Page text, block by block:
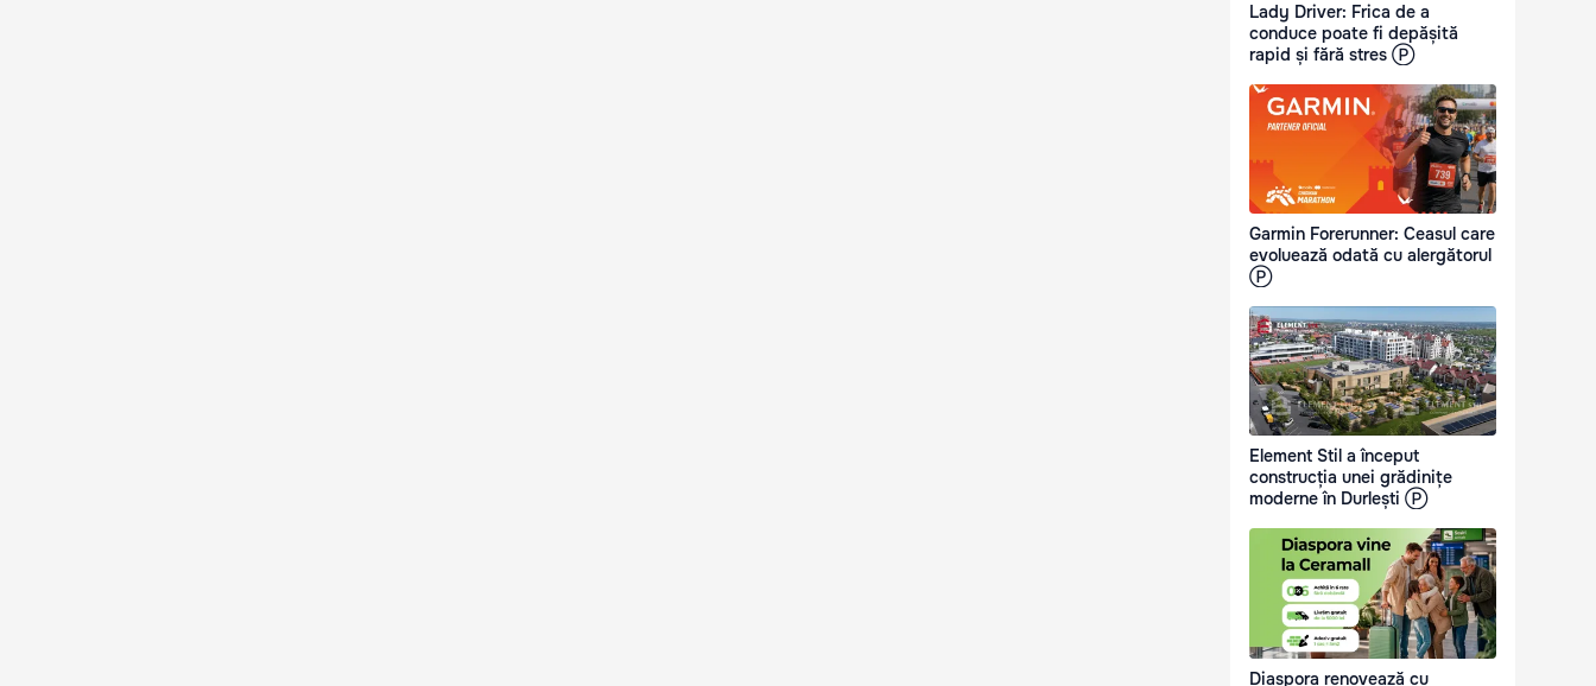
Lady Driver: Frica de a
conduce poate fi depășită
rapid și fără stres Ⓟ
Garmin Forerunner: Ceasul care
evoluează odată cu alergătorul
Ⓟ
Element Stil a început
construcția unei grădinițe
moderne în Durlești Ⓟ
Diaspora renovează cu